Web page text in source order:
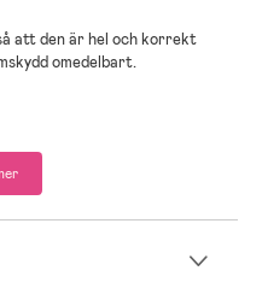
att den är hel och korrekt
omedelbart.